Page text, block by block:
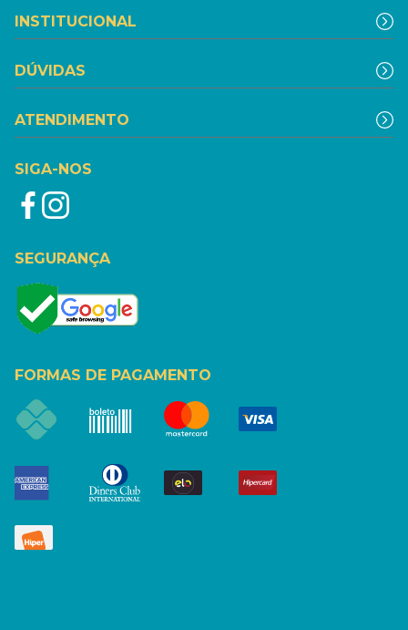
INSTITUCIONAL
DÚVIDAS
ATENDIMENTO
SIGA-NOS
SEGURANÇA
FORMAS DE PAGAMENTO